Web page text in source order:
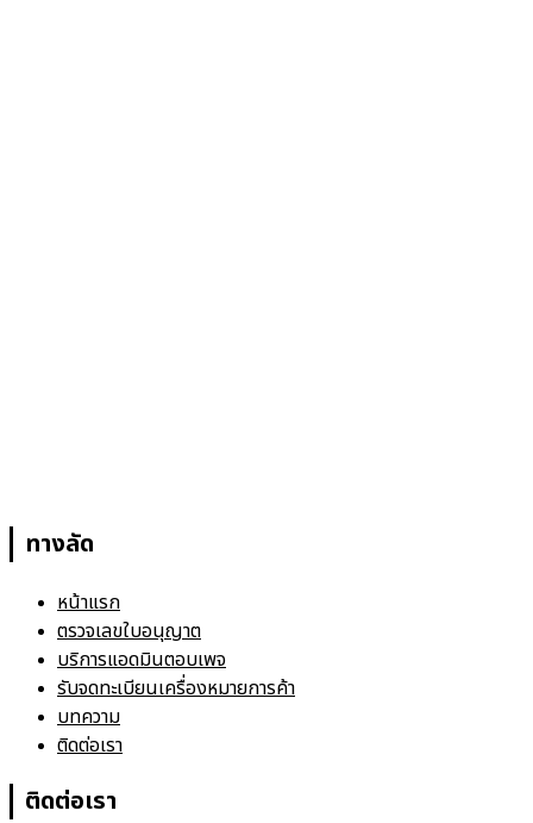
ทางลัด
หน้าแรก
ตรวจเลขใบอนุญาต
บริการแอดมินตอบเพจ
รับจดทะเบียนเครื่องหมายการค้า
บทความ
ติดต่อเรา
ติดต่อเรา